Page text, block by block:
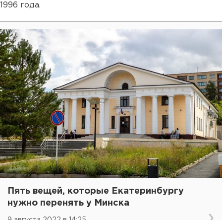
1996 года.
Пять вещей, которые Екатеринбургу
нужно перенять у Минска